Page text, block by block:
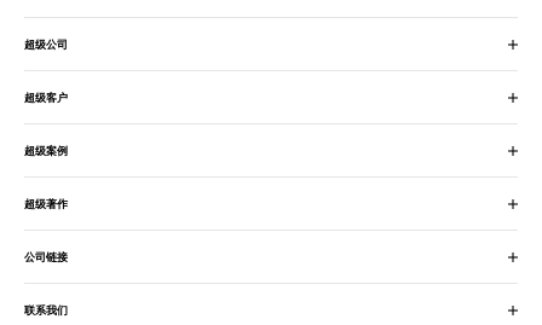
超级公司
超级客户
超级案例
超级著作
公司链接
联系我们